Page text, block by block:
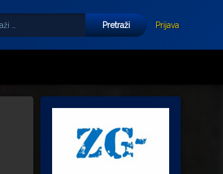
Prijava